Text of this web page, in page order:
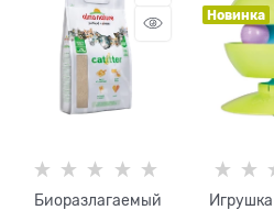
Биоразлагаемый
Новинка